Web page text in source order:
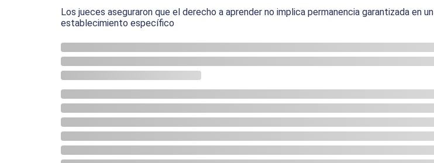
Los jueces aseguraron que el derecho a aprender no implica permanencia garantizada en un
establecimiento específico